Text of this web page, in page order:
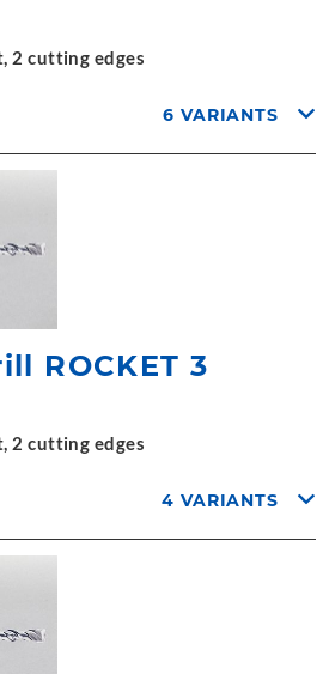
2 cutting edges
6 VARIANTS
ROCKET 3
2 cutting edges
4 VARIANTS